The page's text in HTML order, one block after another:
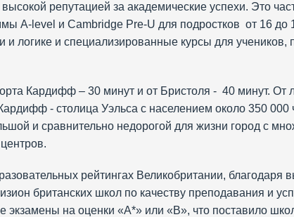
репутацией за академические успехи. Это
A-level и Cambridge Pre-U для подростков от 16 до
логике и специализированные курсы для
Кардифф – 30 минут и от Бристоля - 40 минут. От
- столица Уэльса с населением около 350 000
и сравнительно недорогой для жизни город с
рейтингах Великобритании, благодаря
британских школ по качеству преподавания и
экзамены на оценки «А*» или «В», что поставило